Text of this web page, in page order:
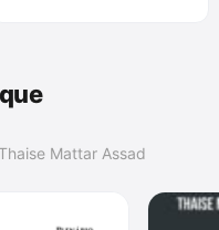
Mattar Assad